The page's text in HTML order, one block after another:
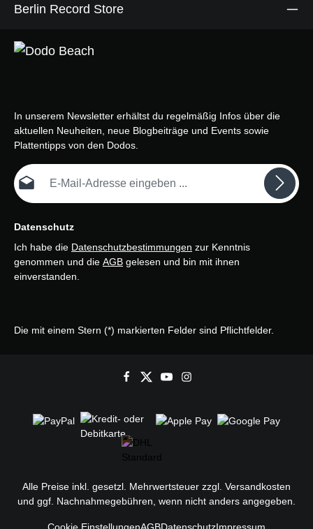
Berlin Record Store
In unserem Newsletter erhältst du regelmäßig Infos über die
aktuellen Neuheiten, neue Blogbeiträge und Events sowie
Plattentipps von den Dodos.
E-Mail-Adresse*
Datenschutz
Ich habe die Datenschutzbestimmungen zur Kenntnis
genommen und die AGB gelesen und bin mit ihnen
einverstanden.
Die mit einem Stern (*) markierten Felder sind Pflichtfelder.
Alle Preise inkl. gesetzl. Mehrwertsteuer zzgl. Versandkosten
und ggf. Nachnahmegebühren, wenn nicht anders angegeben.